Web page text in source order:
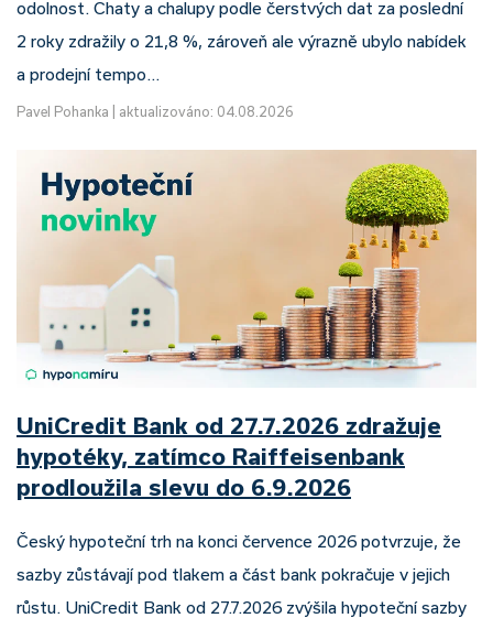
odolnost. Chaty a chalupy podle čerstvých dat za poslední
2 roky zdražily o 21,8 %, zároveň ale výrazně ubylo nabídek
a prodejní tempo…
Pavel Pohanka aktualizováno: 04.08.2026
UniCredit Bank od 27.7.2026 zdražuje
hypotéky, zatímco Raiffeisenbank
prodloužila slevu do 6.9.2026
Český hypoteční trh na konci července 2026 potvrzuje, že
sazby zůstávají pod tlakem a část bank pokračuje v jejich
růstu. UniCredit Bank od 27.7.2026 zvýšila hypoteční sazby